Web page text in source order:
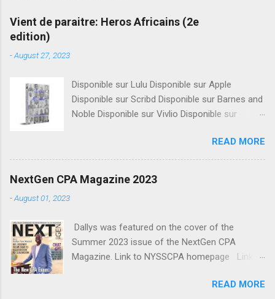
Vient de paraitre: Heros Africains (2e
edition)
-August 27, 2023
Disponible sur Lulu Disponible sur Apple
Disponible sur Scribd Disponible sur Barnes and
Noble Disponible sur Vivlio Disponible sur
de plus de 70 pays. Une large sélection
d’illustres Africains et Afro-descendants, et de
leurs contributions pour leurs communautés et
pour l’humanité dans son entièreté. Le but de
de positivité et de ténacité. Un héros est une
personne admirée ou idéalisée pour son
courage, son service, son sacrifice, ses
qualités. Ici il s’agit de personnes qui ont hissé
READ MORE
NextGen CPA Magazine 2023
-August 01, 2023
Dallys was featured on the cover of the
Summer 2023 issue of the NextGen CPA
Magazine. Link to NYSSCPA homepage Link to
READ MORE